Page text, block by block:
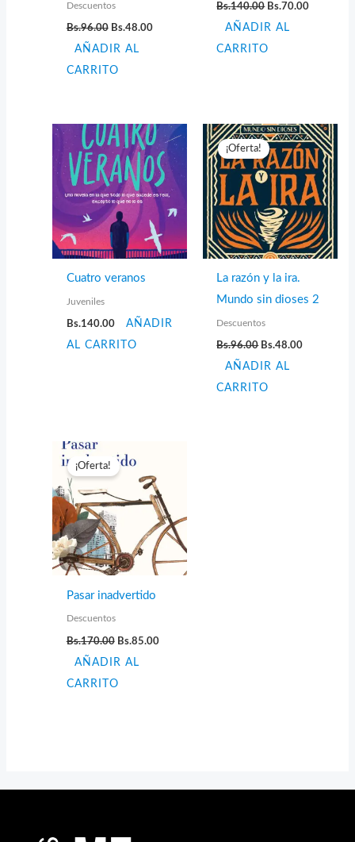
Descuentos
Bs.96.00 El
original
era:
Bs.96.00.
Bs.48.00El
AÑADIR AL
CARRITO
Bs.140.00
original
Bs.140.00.
Bs.70.00
AÑADIR AL
CARRITO
Cuatro veranos
Juveniles
Bs.140.00
AÑADIR
AL CARRITO
¡Oferta!
La razón y la ira.
Mundo sin dioses 2
Descuentos
Bs.96.00 El
original
Bs.96.00.
Bs.48.00
AÑADIR AL
CARRITO
¡Oferta!
Pasar inadvertido
Descuentos
Bs.170.00 El
original
Bs.170.00.
Bs.85.00El
AÑADIR AL
CARRITO